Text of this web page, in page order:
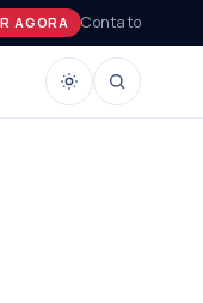
AGORA Contato